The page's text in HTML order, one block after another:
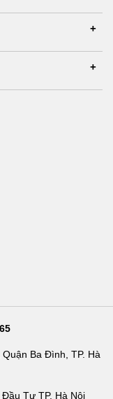
Ba Đình, TP. Hà
Tư TP. Hà Nội